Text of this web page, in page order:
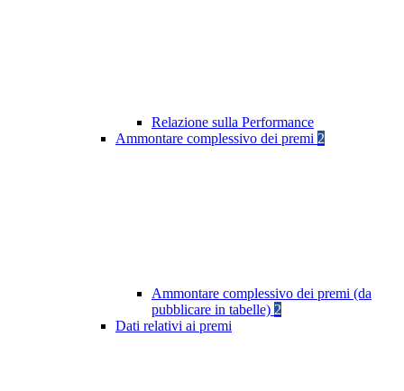
Relazione sulla Performance
Ammontare complessivo dei premi 2
Ammontare complessivo dei premi (da
pubblicare in tabelle) 2
Dati relativi ai premi